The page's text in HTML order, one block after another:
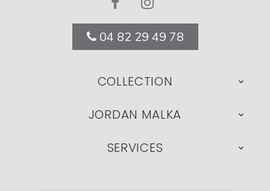
04 82 29 49 78
COLLECTION 
JORDAN MALKA 
SERVICES 